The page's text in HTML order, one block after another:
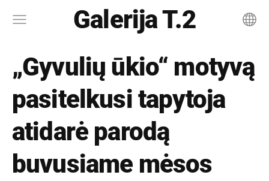
Galerija T.2
„Gyvulių ūkio“ motyvą
pasitelkusi tapytoja
atidarė parodą
buvusiame mėsos